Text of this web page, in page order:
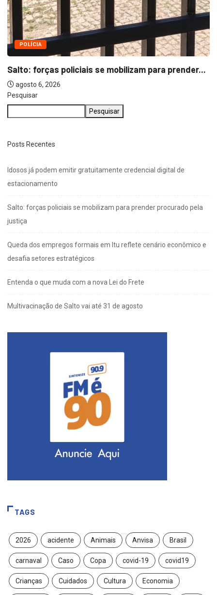
POLÍCIA
Salto: forças policiais se mobilizam para prender...
agosto 6, 2026
Pesquisar
Pesquisar
Posts Recentes
Idosos já podem emitir gratuitamente credencial digital de
estacionamento
Salto: forças policiais se mobilizam para prender procurado pela
justiça
Queda dos empregos formais em Itu reflete cenário econômico e
desafia setores estratégicos
Entenda o que muda com a nova Lei do Frete
Multivacinação de Salto vai até 31 de agosto
TAGS
2026 acidente Animais Anvisa Brasil
carnaval Caso Copa covid-19 covid19
Crianças Cuidados Cultura Economia